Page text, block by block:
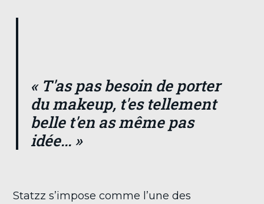
« T'as pas besoin de porter
du makeup, t'es tellement
belle t'en as même pas
idée... »
Statzz s’impose comme l’une des